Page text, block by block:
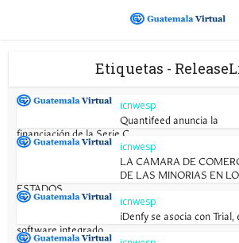
Etiquetas -
icnwesp
Quantifeed anuncia la
financiación de la Serie C...
icnwesp
LA CAMARA DE
DE LAS MINORIAS EN
ESTADOS...
icnwesp
iDenfy se asocia con Trial,
software integrado...